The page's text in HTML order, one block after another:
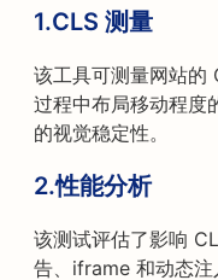
1.CLS 测量
该工具可测量网站的
过程中布局移动程度
的视觉稳定性。
2.性能分析
该测试评估了影响
告、iframe 和动态